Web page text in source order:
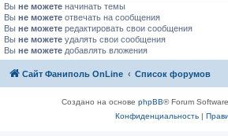
Вы не можете начинать темы
Вы не можете отвечать на сообщения
Вы не можете редактировать свои сообщения
Вы не можете удалять свои сообщения
Вы не можете добавлять вложения
Сайт Фаниполь OnLine Список форумов
Создано на основе phpBB® Forum
Конфиденциальность|